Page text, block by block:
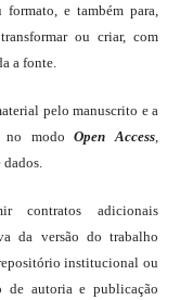
e também para,
ou criar, com
a fonte.
pelo manuscrito e a
modoOpen Access
contratos adicionais
da versão do trabalho
institucional ou
de autoria e publicação